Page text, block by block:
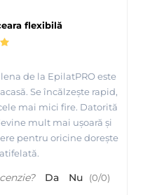
flexibilă
de la EpilatPRO este
Se încălzește rapid,
mai mici fire. Datorită
mult mai ușoară și
pentru oricine dorește
Da Nu (0/0)